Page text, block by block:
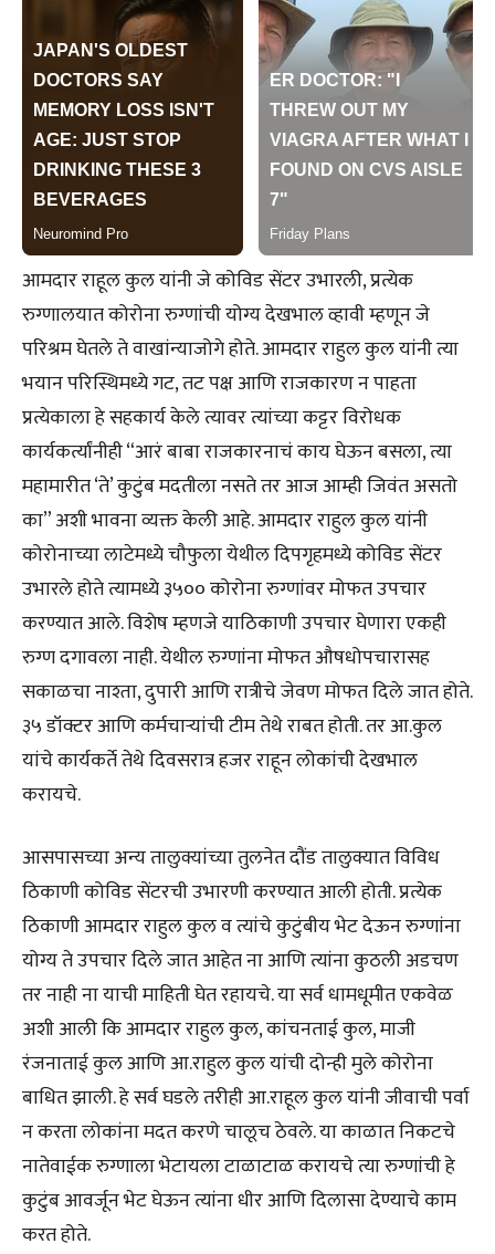
आमदार राहूल कुल यांनी जे कोविड सेंटर उभारली, प्रत्येक
रुग्णालयात कोरोना रुग्णांची योग्य देखभाल व्हावी म्हणून जे
परिश्रम घेतले ते वाखांन्याजोगे होते. आमदार राहुल कुल यांनी त्या
भयान परिस्थिमध्ये गट, तट पक्ष आणि राजकारण न पाहता
प्रत्येकाला हे सहकार्य केले त्यावर त्यांच्या कट्टर विरोधक
कार्यकर्त्यांनीही “आरं बाबा राजकारनाचं काय घेऊन बसला, त्या
महामारीत ‘ते’ कुटुंब मदतीला नसते तर आज आम्ही जिवंत असतो
का” अशी भावना व्यक्त केली आहे. आमदार राहुल कुल यांनी
कोरोनाच्या लाटेमध्ये चौफुला येथील दिपगृहमध्ये कोविड सेंटर
उभारले होते त्यामध्ये ३५०० कोरोना रुग्णांवर मोफत उपचार
करण्यात आले. विशेष म्हणजे याठिकाणी उपचार घेणारा एकही
रुग्ण दगावला नाही. येथील रुग्णांना मोफत औषधोपचारासह
सकाळचा नाश्ता, दुपारी आणि रात्रीचे जेवण मोफत दिले जात होते.
३५ डॉक्टर आणि कर्मचाऱ्यांची टीम तेथे राबत होती. तर आ.कुल
यांचे कार्यकर्ते तेथे दिवसरात्र हजर राहून लोकांची देखभाल
करायचे.
आसपासच्या अन्य तालुक्यांच्या तुलनेत दौंड तालुक्यात विविध
ठिकाणी कोविड सेंटरची उभारणी करण्यात आली होती. प्रत्येक
ठिकाणी आमदार राहुल कुल व त्यांचे कुटुंबीय भेट देऊन रुग्णांना
योग्य ते उपचार दिले जात आहेत ना आणि त्यांना कुठली अडचण
तर नाही ना याची माहिती घेत रहायचे. या सर्व धामधूमीत एकवेळ
अशी आली कि आमदार राहुल कुल, कांचनताई कुल, माजी
रंजनाताई कुल आणि आ.राहुल कुल यांची दोन्ही मुले कोरोना
बाधित झाली. हे सर्व घडले तरीही आ.राहूल कुल यांनी जीवाची पर्वा
न करता लोकांना मदत करणे चालूच ठेवले. या काळात निकटचे
नातेवाईक रुग्णाला भेटायला टाळाटाळ करायचे त्या रुग्णांची हे
कुटुंब आवर्जून भेट घेऊन त्यांना धीर आणि दिलासा देण्याचे काम
करत होते.